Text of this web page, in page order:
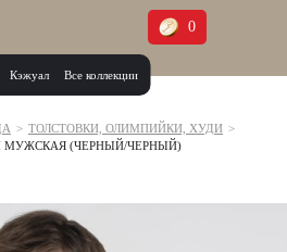
Кэжуал Все коллекции
0
> ТОЛСТОВКИ, ОЛИМПИЙКИ, ХУДИ >
(ЧЕРНЫЙ/ЧЕРНЫЙ)